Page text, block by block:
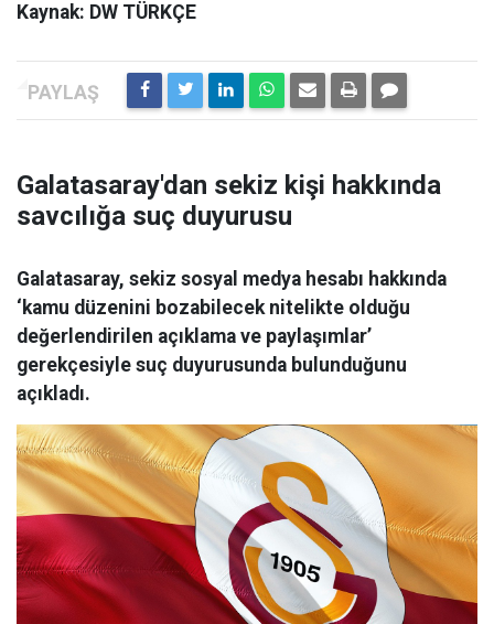
Kaynak: DW TÜRKÇE
Galatasaray'dan sekiz kişi hakkında
savcılığa suç duyurusu
Galatasaray, sekiz sosyal medya hesabı hakkında
‘kamu düzenini bozabilecek nitelikte olduğu
değerlendirilen açıklama ve paylaşımlar’
gerekçesiyle suç duyurusunda bulunduğunu
açıkladı.